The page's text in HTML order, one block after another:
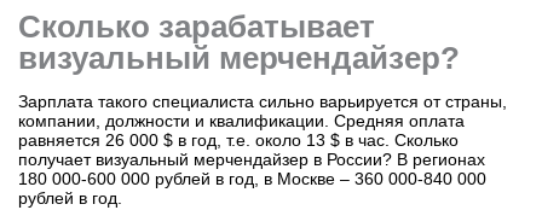
Сколько зарабатывает
визуальный мерчендайзер?
Зарплата такого специалиста сильно варьируется от страны,
компании, должности и квалификации. Средняя оплата
равняется 26 000 $ в год, т.е. около 13 $ в час. Сколько
получает визуальный мерчендайзер в России? В регионах
180 000-600 000 рублей в год, в Москве – 360 000-840 000
рублей в год.